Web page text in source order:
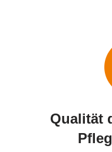
Qualität